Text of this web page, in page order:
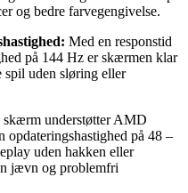
og bedre farvegengivelse.
Med en responstid
på 144 Hz er skærmen klar
spil uden sløring eller
skærm understøtter AMD
opdateringshastighed på 48 –
uden hakken eller
jævn og problemfri